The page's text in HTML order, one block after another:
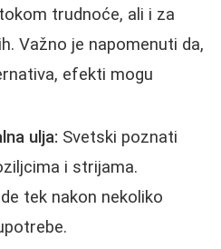
trudnoće, ali i za
Važno je napomenuti da,
efekti mogu
ulja: Svetski poznati
i strijama.
tek nakon nekoliko